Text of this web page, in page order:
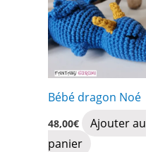
Bébé dragon Noé
48,00€
Ajouter au
panier